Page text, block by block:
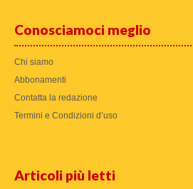
Conosciamoci meglio
Chi siamo
Abbonamenti
Contatta la redazione
Termini e Condizioni d’uso
Articoli più letti